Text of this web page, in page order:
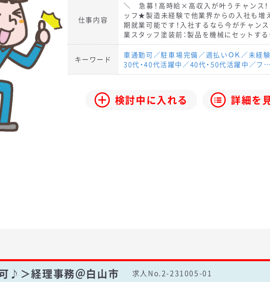
仕事内容
＼ 急募！高時給×高収入が叶うチャンス
ッフ★製造未経験で他業界からの入社も増
期就業可能です！入社するなら今がチャン
業スタッフ塗装前：製品を機械にセットす
キーワード
車通勤可／駐車場完備／週払いＯＫ／未経
30代・40代活躍中／40代・50代活躍中／フ…
検討中に入れる 詳細を
♪＞経理事務＠白山市 求人No.2-231005-01